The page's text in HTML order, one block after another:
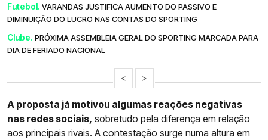
Futebol. VARANDAS JUSTIFICA AUMENTO DO PASSIVO E
DIMINUIÇÃO DO LUCRO NAS CONTAS DO SPORTING
Clube. PRÓXIMA ASSEMBLEIA GERAL DO SPORTING MARCADA PARA
DIA DE FERIADO NACIONAL
< >
A proposta já motivou algumas reações negativas
nas redes sociais, sobretudo pela diferença em relação
aos principais rivais. A contestação surge numa altura em